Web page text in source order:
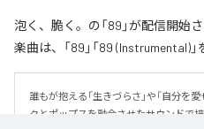
泡く、脆く。の「89」が配信開始
楽曲は、「89」「89 (Instrumental)
誰もが抱える「生きづらさ」や「自分を
クとポップスを融合させたサウンドで